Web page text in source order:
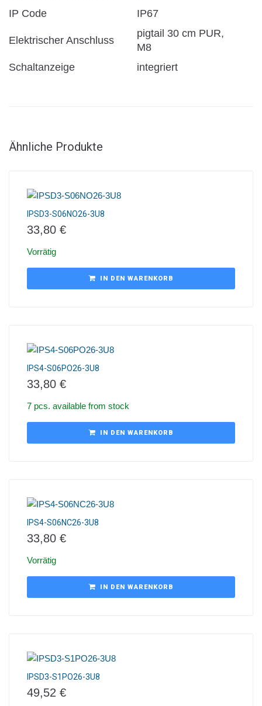
IP Code
IP67
Elektrischer Anschluss
pigtail 30 cm PUR,
M8
Schaltanzeige
integriert
Ähnliche Produkte
IPSD3-S06NO26-3U8
33,80 €
Vorrätig
IN DEN WARENKORB
IPS4-S06PO26-3U8
33,80 €
7 pcs. available from stock
IN DEN WARENKORB
IPS4-S06NC26-3U8
33,80 €
Vorrätig
IN DEN WARENKORB
IPSD3-S1PO26-3U8
49,52 €